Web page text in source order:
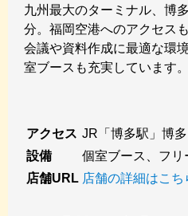
九州最大のターミナル、博
分。福岡空港へのアクセス
会議や資料作成に最適な環
室ブースも充実しています。
アクセス JR「博多駅」博
設備
個室ブース、フリ
店舗URL 店舗の詳細はこち